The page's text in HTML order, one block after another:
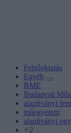
Felsőoktatás
Egyéb
BME
Budapesti
alapítványi
műegyetem
alapítványi
+2